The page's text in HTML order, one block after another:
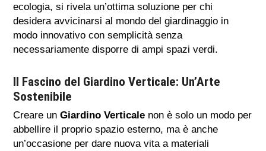
ecologia, si rivela un’ottima soluzione per chi
desidera avvicinarsi al mondo del giardinaggio in
modo innovativo con semplicità senza
necessariamente disporre di ampi spazi verdi.
Il Fascino del Giardino Verticale: Un’Arte
Sostenibile
Creare unGiardino Verticale non è solo un modo per
abbellire il proprio spazio esterno, ma è anche
un’occasione per dare nuova vita a materiali